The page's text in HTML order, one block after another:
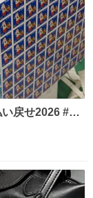
戻せ2026 #日